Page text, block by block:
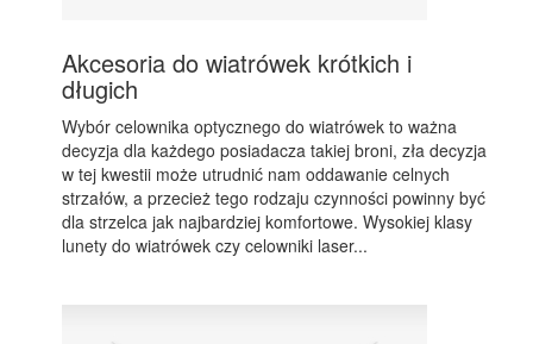
Akcesoria do wiatrówek krótkich i
długich
Wybór celownika optycznego do wiatrówek to ważna
decyzja dla każdego posiadacza takiej broni, zła decyzja
w tej kwestii może utrudnić nam oddawanie celnych
strzałów, a przecież tego rodzaju czynności powinny być
dla strzelca jak najbardziej komfortowe. Wysokiej klasy
lunety do wiatrówek czy celowniki laser...